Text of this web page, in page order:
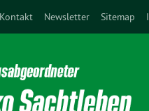
Kontakt Newsletter Sitemap